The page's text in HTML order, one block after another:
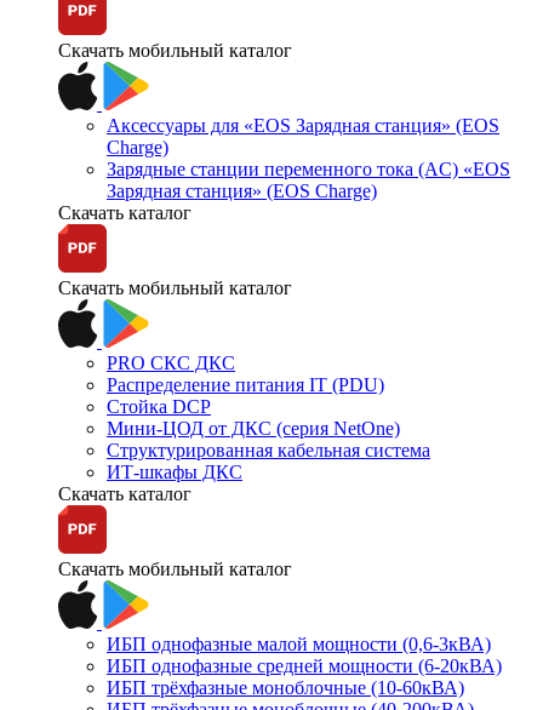
Скачать мобильный каталог
Аксессуары для «EOS Зарядная станция» (EOS
Charge)
Зарядные станции переменного тока (AC) «EOS
Зарядная станция» (EOS Charge)
Скачать каталог
Скачать мобильный каталог
PRO СКС ДКС
Распределение питания IT (PDU)
Стойка DCP
Мини-ЦОД от ДКС (серия NetOne)
Структурированная кабельная система
ИТ-шкафы ДКС
Скачать каталог
Скачать мобильный каталог
ИБП однофазные малой мощности (0,6-3кВА)
ИБП однофазные средней мощности (6-20кВА)
ИБП трёхфазные моноблочные (10-60кВА)